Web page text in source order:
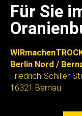
Für Sie
Berlin Nord /
Friedrich-Schiller-
16321 Bernau